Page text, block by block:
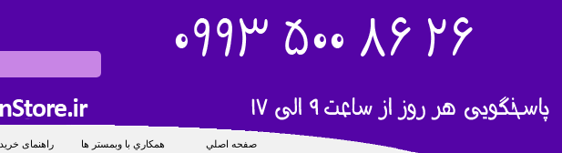
صفحه اصلي همکاري با وبمستر ها راهنمای خرید